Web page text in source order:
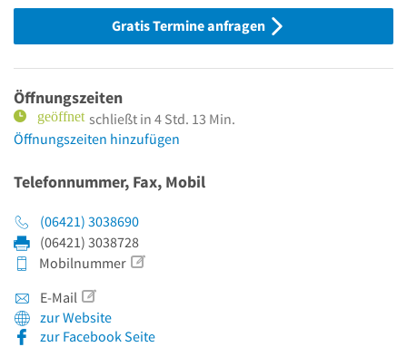
Gratis Termine anfragen
Öffnungszeiten
schließt in 4 Std. 13 Min.
Öffnungszeiten hinzufügen
Telefonnummer, Fax, Mobil
(06421) 3038690
(06421) 3038728
Mobilnummer
E-Mail
zur Website
zur Facebook Seite